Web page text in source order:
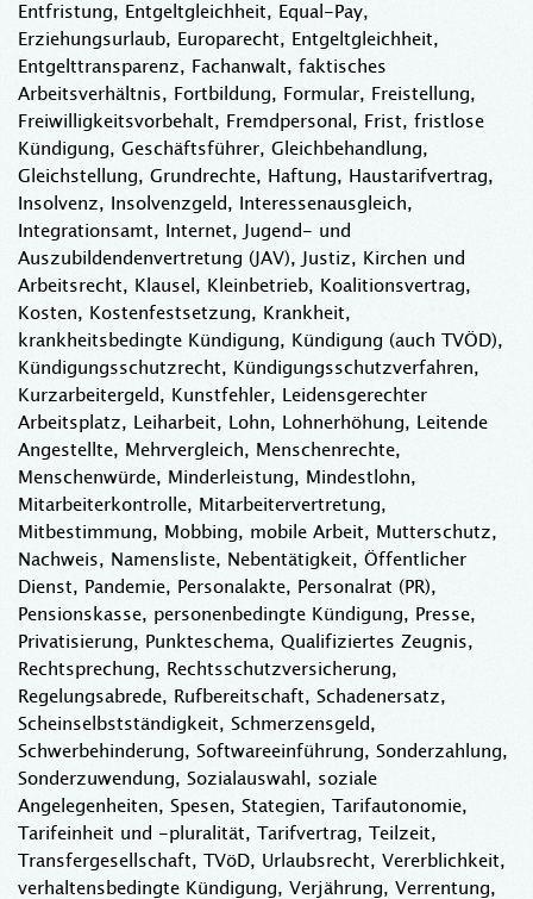
Entfristung, Entgeltgleichheit, Equal-Pay,
Erziehungsurlaub, Europarecht, Entgeltgleichheit,
Entgelttransparenz, Fachanwalt, faktisches
Arbeitsverhältnis, Fortbildung, Formular, Freistellung,
Freiwilligkeitsvorbehalt, Fremdpersonal, Frist, fristlose
Kündigung, Geschäftsführer, Gleichbehandlung,
Gleichstellung, Grundrechte, Haftung, Haustarifvertrag,
Insolvenz, Insolvenzgeld, Interessenausgleich,
Integrationsamt, Internet, Jugend- und
Auszubildendenvertretung (JAV), Justiz, Kirchen und
Arbeitsrecht, Klausel, Kleinbetrieb, Koalitionsvertrag,
Kosten, Kostenfestsetzung, Krankheit,
krankheitsbedingte Kündigung, Kündigung (auch TVÖD),
Kündigungsschutzrecht, Kündigungsschutzverfahren,
Kurzarbeitergeld, Kunstfehler, Leidensgerechter
Arbeitsplatz, Leiharbeit, Lohn, Lohnerhöhung, Leitende
Angestellte, Mehrvergleich, Menschenrechte,
Menschenwürde, Minderleistung, Mindestlohn,
Mitarbeiterkontrolle, Mitarbeitervertretung,
Mitbestimmung, Mobbing, mobile Arbeit, Mutterschutz,
Nachweis, Namensliste, Nebentätigkeit, Öffentlicher
Dienst, Pandemie, Personalakte, Personalrat (PR),
Pensionskasse, personenbedingte Kündigung, Presse,
Privatisierung, Punkteschema, Qualifiziertes Zeugnis,
Rechtsprechung, Rechtsschutzversicherung,
Regelungsabrede, Rufbereitschaft, Schadenersatz,
Scheinselbstständigkeit, Schmerzensgeld,
Schwerbehinderung, Softwareeinführung, Sonderzahlung,
Sonderzuwendung, Sozialauswahl, soziale
Angelegenheiten, Spesen, Stategien, Tarifautonomie,
Tarifeinheit und -pluralität, Tarifvertrag, Teilzeit,
Transfergesellschaft, TVöD, Urlaubsrecht, Vererblichkeit,
verhaltensbedingte Kündigung, Verjährung, Verrentung,